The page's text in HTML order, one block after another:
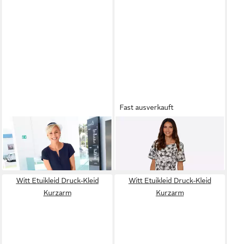
Etuikleid Kleid Kurzarm
ab 39,99 €
Fast ausverkauft
Etuikleid Kleid Kurzarm
Witt Etuikleid Druck-Kleid
Kurzarm
Witt Etuikleid Druck-Kleid
Kurzarm